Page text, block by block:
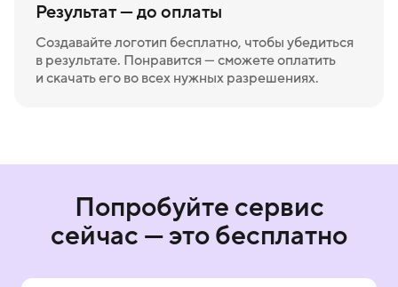
Результат — до оплаты
Создавайте логотип бесплатно, чтобы убедиться
в результате. Понравится — сможете оплатить
и скачать его во всех нужных разрешениях.
Попробуйте сервис
сейчас — это бесплатно